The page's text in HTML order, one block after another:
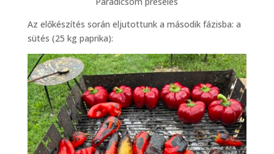
Az előkészítés során eljutottunk a második fázisba: a
sütés (25 kg paprika):